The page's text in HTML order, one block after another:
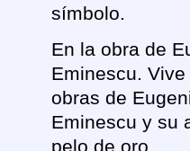
símbolo.
En la obra de
Eminescu.
obras de
Eminescu y su
pelo de oro.